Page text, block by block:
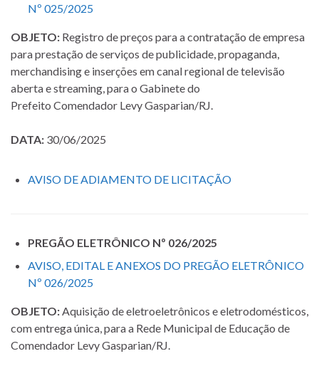
Nº 025/2025
OBJETO: Registro de preços para a contratação de empresa
para prestação de serviços de publicidade, propaganda,
merchandising e inserções em canal regional de televisão
aberta e streaming, para o Gabinete do
Prefeito Comendador Levy Gasparian/RJ.
DATA: 30/06/2025
AVISO DE ADIAMENTO DE LICITAÇÃO
PREGÃO ELETRÔNICO Nº 026/2025
AVISO, EDITAL E ANEXOS DO PREGÃO ELETRÔNICO
Nº 026/2025
OBJETO: Aquisição de eletroeletrônicos e eletrodomésticos,
com entrega única, para a Rede Municipal de Educação de
Comendador Levy Gasparian/RJ.